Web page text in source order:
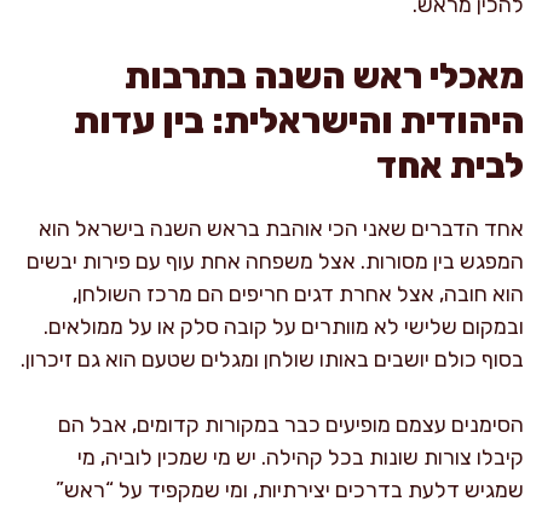
מאכלי ראש השנה בתרבות
היהודית והישראלית: בין עדות
לבית אחד
אחד הדברים שאני הכי אוהבת בראש השנה בישראל הוא
המפגש בין מסורות. אצל משפחה אחת עוף עם פירות יבשים
הוא חובה, אצל אחרת דגים חריפים הם מרכז השולחן,
ובמקום שלישי לא מוותרים על קובה סלק או על ממולאים.
בסוף כולם יושבים באותו שולחן ומגלים שטעם הוא גם זיכרון.
הסימנים עצמם מופיעים כבר במקורות קדומים, אבל הם
קיבלו צורות שונות בכל קהילה. יש מי שמכין לוביה, מי
שמגיש דלעת בדרכים יצירתיות, ומי שמקפיד על “ראש”